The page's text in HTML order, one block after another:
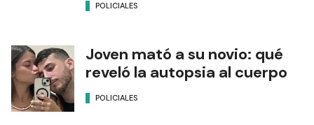
POLICIALES
Joven mató a su novio: qué
reveló la autopsia al cuerpo
POLICIALES